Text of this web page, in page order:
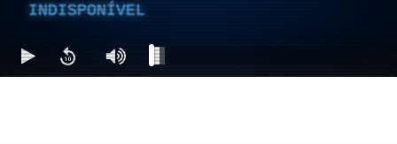
INDISPONÍVEL